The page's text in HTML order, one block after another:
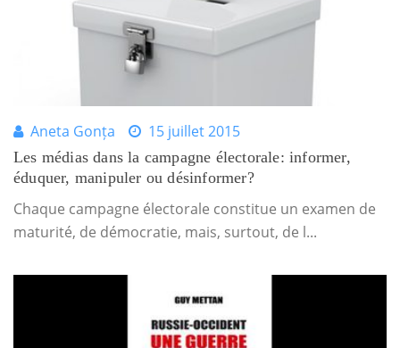
Aneta Gonța 15 juillet 2015
Les médias dans la campagne électorale: informer,
éduquer, manipuler ou désinformer?
Chaque campagne électorale constitue un examen de
maturité, de démocratie, mais, surtout, de l...